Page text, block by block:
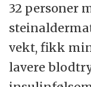
32 personer
vekt, fikk
lavere